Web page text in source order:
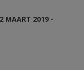
MAART 2019 -